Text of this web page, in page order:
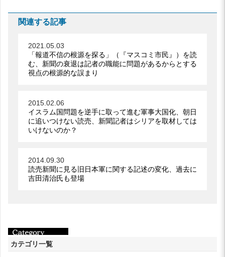
関連する記事
2021.05.03
「報道不信の根源を探る」（『マスコミ市民』）を読
む、新聞の衰退は記者の職能に問題があるからとする
視点の根源的な誤まり
2015.02.06
イスラム国問題を逆手に取って進む軍事大国化、朝日
に追いつけない読売、新聞記者はシリアを取材しては
いけないのか？
2014.09.30
読売新聞に見る旧日本軍に関する記述の変化、過去に
吉田清治氏も登場
カテゴリ一覧